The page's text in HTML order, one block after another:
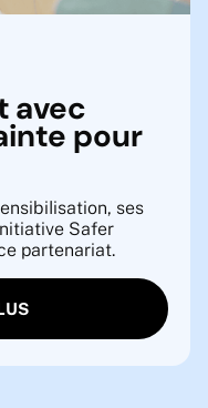
avec
pour
ses
Safer
partenariat.